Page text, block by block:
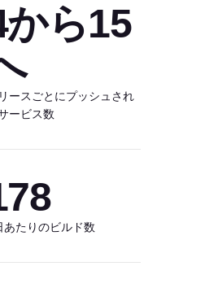
ら15
ースごとにプッシュされ
ービス数
あたりのビルド数